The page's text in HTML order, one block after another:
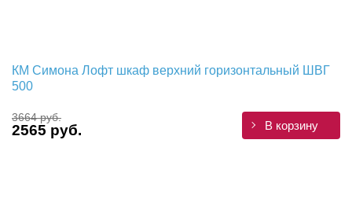
КМ Симона Лофт шкаф верхний горизонтальный ШВГ
500
3664 руб.
2565 руб. В корзину